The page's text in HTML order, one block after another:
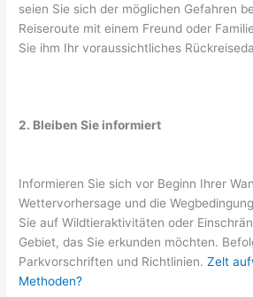
seien Sie sich der möglichen Gefahren
Reiseroute mit einem Freund oder
Sie ihm Ihr voraussichtliches
2. Bleiben Sie informiert
Informieren Sie sich vor Beginn Ihrer
Wettervorhersage und die
Sie auf Wildtieraktivitäten oder
Gebiet, das Sie erkunden möchten.
Parkvorschriften und Richtlinien.Zelt
Methoden?